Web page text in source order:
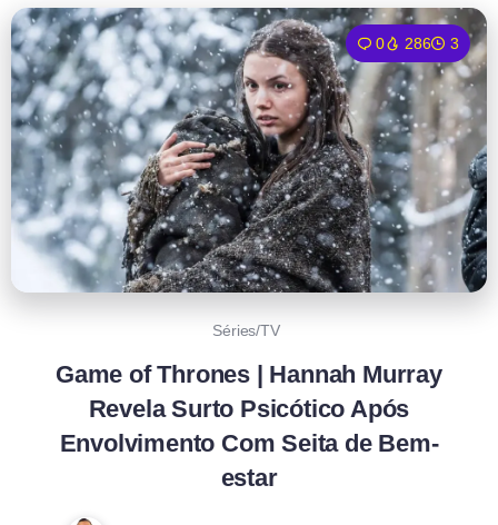
0 286 3
Séries/TV
Game of Thrones | Hannah Murray
Revela Surto Psicótico Após
Envolvimento Com Seita de Bem-
estar